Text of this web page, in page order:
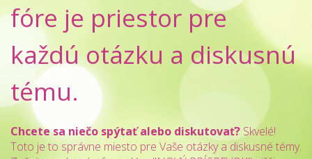
fóre je priestor pre
každú otázku a diskusnú
tému.
Chcete sa niečo spýtať alebo diskutovať? Skvelé!
Toto je to správne miesto pre Vaše otázky a diskusné témy.